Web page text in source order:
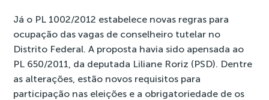
Já o PL 1002/2012 estabelece novas regras para
ocupação das vagas de conselheiro tutelar no
Distrito Federal. A proposta havia sido apensada ao
PL 650/2011, da deputada Liliane Roriz (PSD). Dentre
as alterações, estão novos requisitos para
participação nas eleições e a obrigatoriedade de os